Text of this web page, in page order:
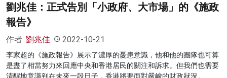
劉兆佳：正式告別「小政府、大市場」的《施政
報告》
作者: 劉兆佳 2022-10-21
李家超的《施政報告》展示了濃厚的憂患意識，他和他的團隊也可算
是盡了相當努力來回應中央和香港居民的關注和訴求。但我們也需要
清醒地意識到在未來一段日子，香港將要面對嚴峻的財政狀況。